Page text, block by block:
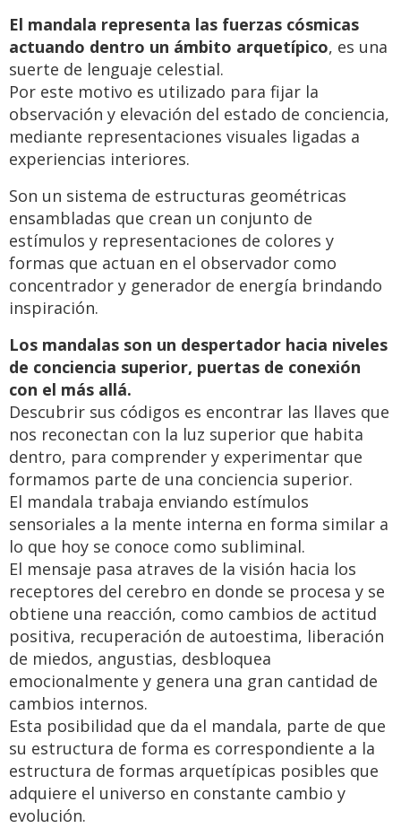
El mandala representa las fuerzas cósmicas
actuando dentro un ámbito arquetípico, es una
suerte de lenguaje celestial.
Por este motivo es utilizado para fijar la
observación y elevación del estado de conciencia,
mediante representaciones visuales ligadas a
experiencias interiores.
Son un sistema de estructuras geométricas
ensambladas que crean un conjunto de
estímulos y representaciones de colores y
formas que actuan en el observador como
concentrador y generador de energía brindando
inspiración.
Los mandalas son un despertador hacia niveles
de conciencia superior, puertas de conexión
con el más allá.
Descubrir sus códigos es encontrar las llaves que
nos reconectan con la luz superior que habita
dentro, para comprender y experimentar que
formamos parte de una conciencia superior.
El mandala trabaja enviando estímulos
sensoriales a la mente interna en forma similar a
lo que hoy se conoce como subliminal.
El mensaje pasa atraves de la visión hacia los
receptores del cerebro en donde se procesa y se
obtiene una reacción, como cambios de actitud
positiva, recuperación de autoestima, liberación
de miedos, angustias, desbloquea
emocionalmente y genera una gran cantidad de
cambios internos.
Esta posibilidad que da el mandala, parte de que
su estructura de forma es correspondiente a la
estructura de formas arquetípicas posibles que
adquiere el universo en constante cambio y
evolución.